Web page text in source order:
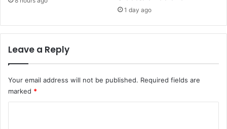
1 day ago
Leave a Reply
Your email address will not be published. Required fields are
marked *